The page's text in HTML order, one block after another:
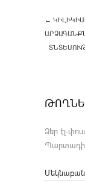
←
Ձեր էլ-